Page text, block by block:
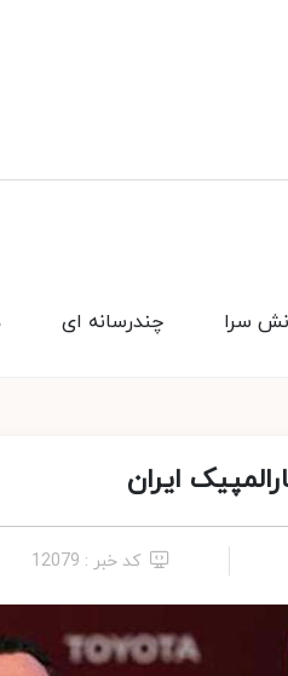
چندرسانه ای سرا
ایران
کد خبر : 12079